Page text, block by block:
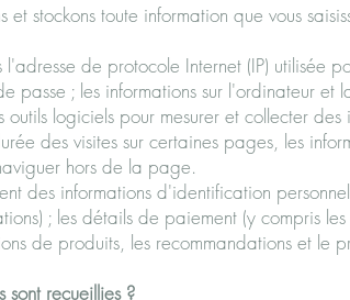
et stockons toute information que vous
l'adresse de protocole Internet (IP) utilisée
passe ; les informations sur l'ordinateur et
outils logiciels pour mesurer et collecter
des visites sur certaines pages, les
hors de la page.
des informations d'identification
; les détails de paiement (y compris
de produits, les recommandations et le
sont recueillies ?